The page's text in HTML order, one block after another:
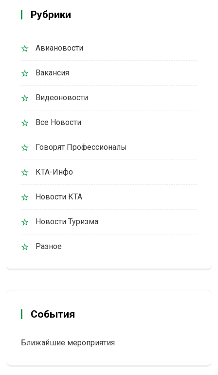
Рубрики
Авиановости
Вакансия
Видеоновости
Все Новости
Говорят Профессионалы
КТА-Инфо
Новости КТА
Новости Туризма
Разное
События
Ближайшие мероприятия